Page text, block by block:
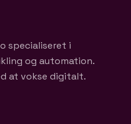
specialiseret i
og automation.
at vokse digitalt.